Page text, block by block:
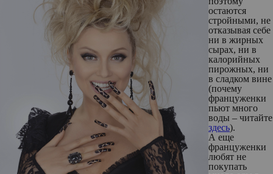
остаются
стройными, не
отказывая себе
ни в жирных
сырах, ни в
калорийных
пирожных, ни
в сладком вине
(почему
француженки
пьют много
воды – читайте
здесь).
А еще
француженки
любят не
покупать